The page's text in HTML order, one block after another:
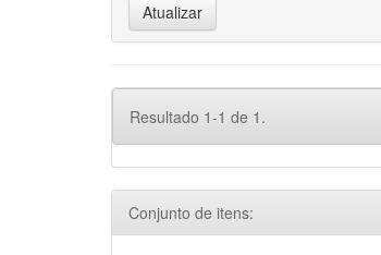
Resultado 1-1 de 1.
Conjunto de itens: